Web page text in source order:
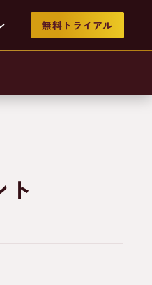
無料トライアル